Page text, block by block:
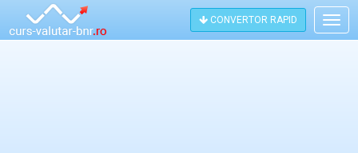
CONVERTOR RAPID